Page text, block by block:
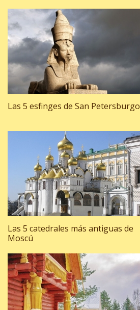
Las 5 esfinges de San Petersburgo
Las 5 catedrales más antiguas de
Moscú